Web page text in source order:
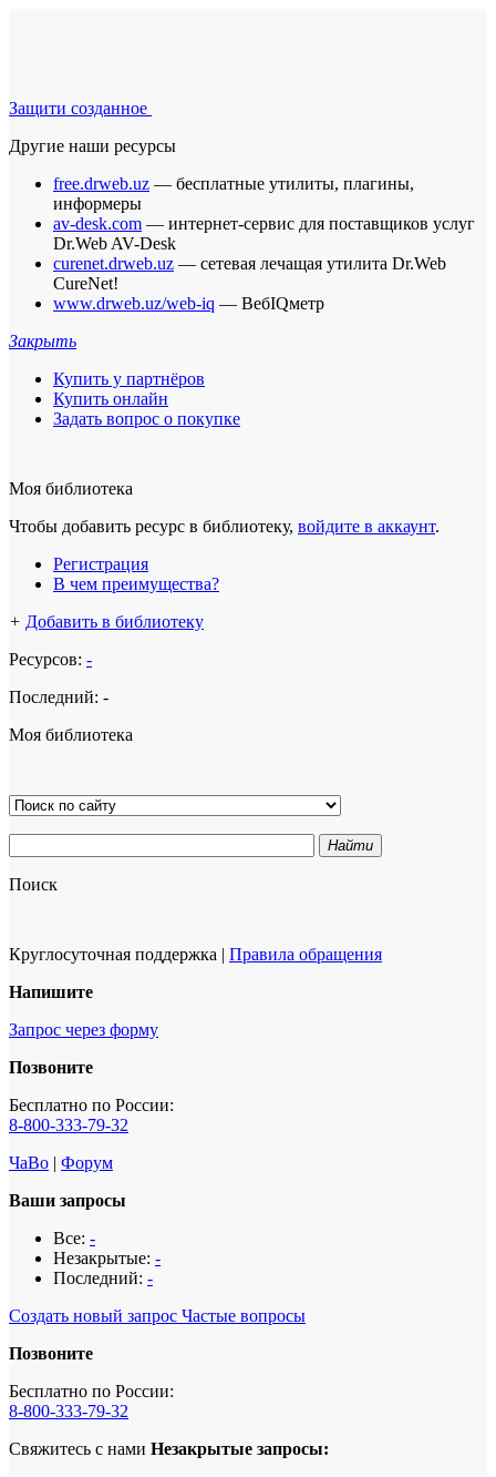
Защити созданное
Другие наши ресурсы
free.drweb.uz — бесплатные утилиты, плагины,
информеры
av-desk.com — интернет-сервис для поставщиков услуг
Dr.Web AV-Desk
curenet.drweb.uz — сетевая лечащая утилита Dr.Web
CureNet!
www.drweb.uz/web-iq — ВебIQметр
Закрыть
Купить у партнёров
Купить онлайн
Задать вопрос о покупке
Моя библиотека
Чтобы добавить ресурс в библиотеку, войдите в аккаунт.
Регистрация
В чем преимущества?
+ Добавить в библиотеку
Ресурсов: -
Последний: -
Моя библиотека
Найти
Поиск
Круглосуточная поддержка | Правила обращения
Напишите
Запрос через форму
Позвоните
Бесплатно по России:
8-800-333-79-32
ЧаВо | Форум
Ваши запросы
Все: -
Незакрытые: -
Последний: -
Создать новый запрос Частые вопросы
Позвоните
Бесплатно по России:
8-800-333-79-32
Свяжитесь с нами Незакрытые запросы: